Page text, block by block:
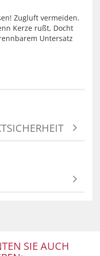
Zugluft vermeiden.
Kerze rußt, Docht
Untersatz
SIE AUCH